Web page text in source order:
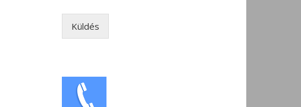
Küldés